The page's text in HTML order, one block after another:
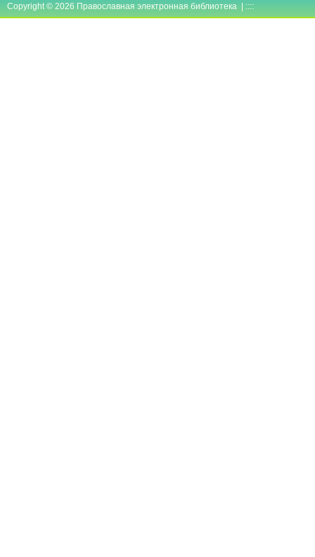
Copyright © 2026 Православная электронная библиотека | ::::